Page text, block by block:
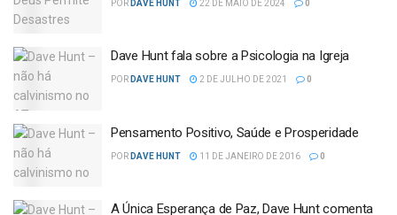
POR DAVE HUNT 22 DE MAIO DE 2024 0
Dave Hunt fala sobre a Psicologia na Igreja
POR DAVE HUNT 2 DE JULHO DE 2021 0
Pensamento Positivo, Saúde e Prosperidade
POR DAVE HUNT 11 DE JANEIRO DE 2016 0
A Única Esperança de Paz, Dave Hunt comenta